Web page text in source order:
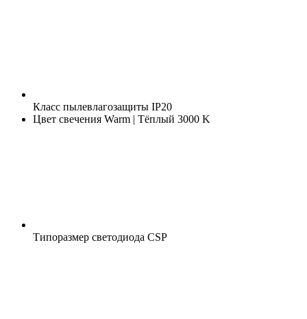
Класс пылевлагозащиты IP20
Цвет свечения Warm | Тёплый 3000 K
Типоразмер светодиода CSP